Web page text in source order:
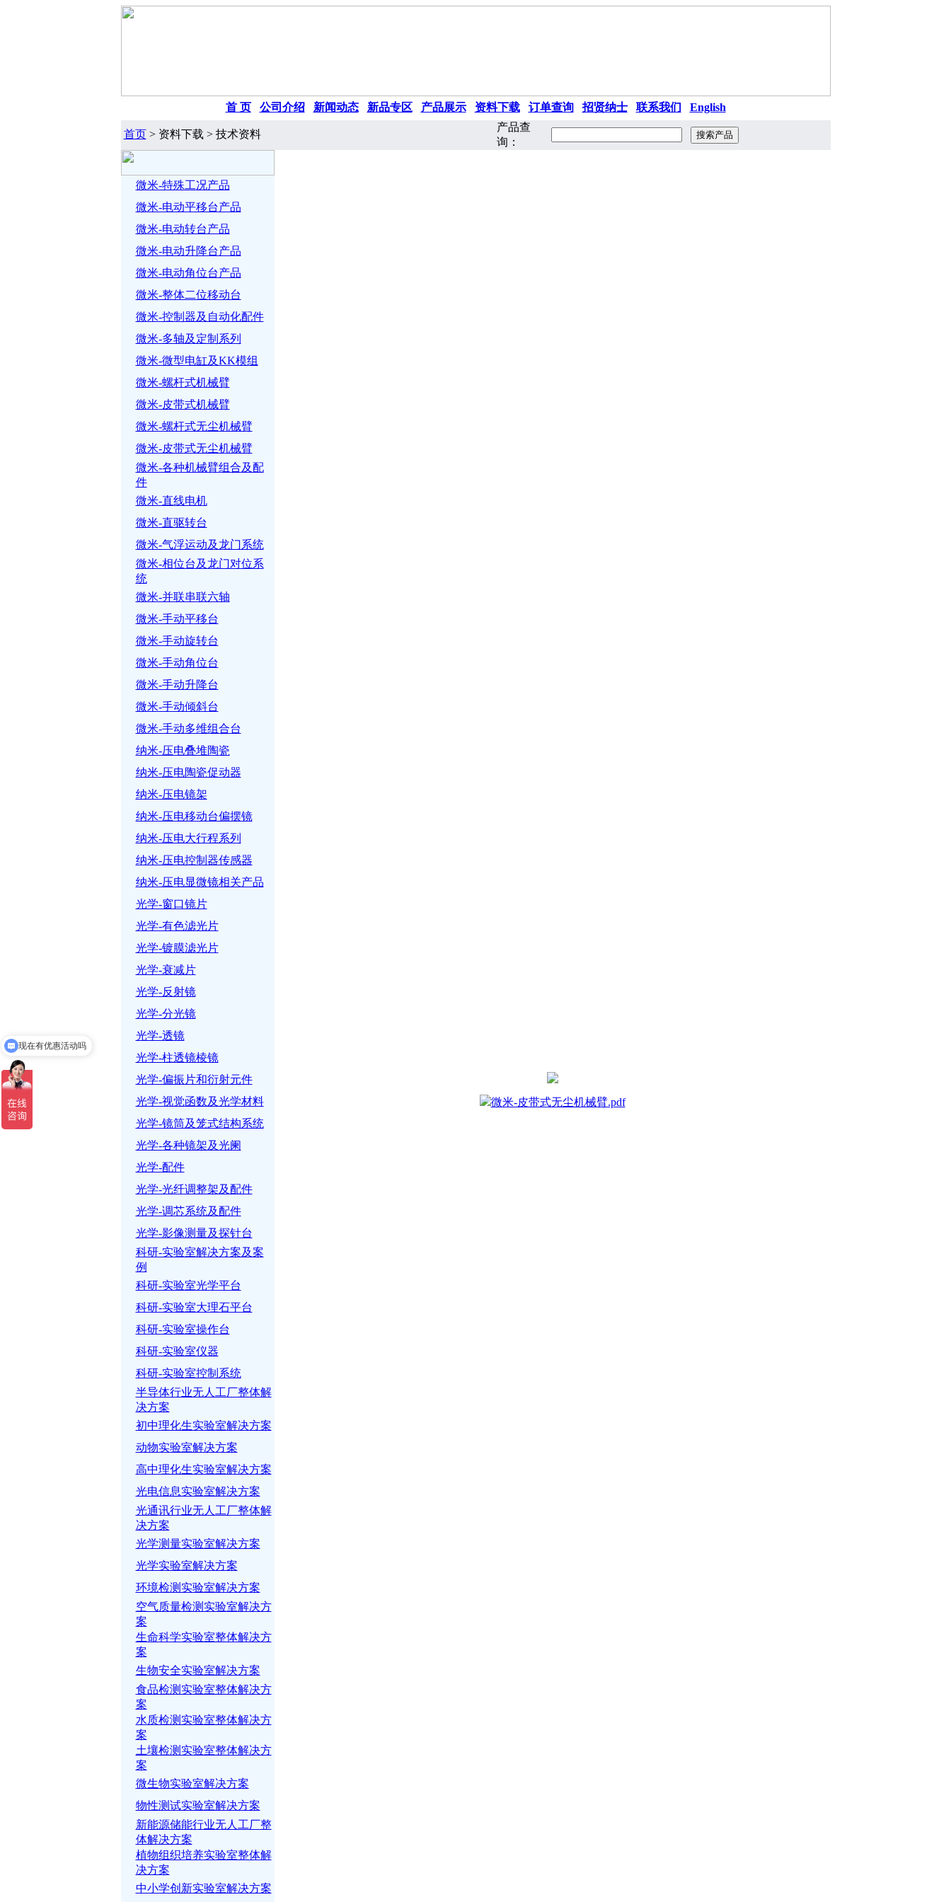
首 页| 公司介绍| 新闻动态| 新品专区| 产品展示| 资料下载| 订单查询| 招贤纳士| 联系我们 English
首页> 资料下载 > 技术资料
产品查
询：
微米-特殊工况产品
微米-电动平移台产品
微米-电动转台产品
微米-电动升降台产品
微米-电动角位台产品
微米-整体二位移动台
微米-控制器及自动化配件
微米-多轴及定制系列
微米-微型电缸及KK模组
微米-螺杆式机械臂
微米-皮带式机械臂
微米-螺杆式无尘机械臂
微米-皮带式无尘机械臂
微米-各种机械臂组合及配
件
微米-直线电机
微米-直驱转台
微米-气浮运动及龙门系统
微米-相位台及龙门对位系
统
微米-并联串联六轴
微米-手动平移台
微米-手动旋转台
微米-手动角位台
微米-手动升降台
微米-手动倾斜台
微米-手动多维组合台
纳米-压电叠堆陶瓷
纳米-压电陶瓷促动器
纳米-压电镜架
纳米-压电移动台偏摆镜
纳米-压电大行程系列
纳米-压电控制器传感器
纳米-压电显微镜相关产品
光学-窗口镜片
光学-有色滤光片
光学-镀膜滤光片
光学-衰减片
光学-反射镜
光学-分光镜
光学-透镜
光学-柱透镜棱镜
光学-偏振片和衍射元件
光学-视觉函数及光学材料
光学-镜筒及笼式结构系统
光学-各种镜架及光阑
光学-配件
光学-光纤调整架及配件
光学-调芯系统及配件
光学-影像测量及探针台
科研-实验室解决方案及案
例
科研-实验室光学平台
科研-实验室大理石平台
科研-实验室操作台
科研-实验室仪器
科研-实验室控制系统
半导体行业无人工厂整体解
决方案
初中理化生实验室解决方案
动物实验室解决方案
高中理化生实验室解决方案
光电信息实验室解决方案
光通讯行业无人工厂整体解
决方案
光学测量实验室解决方案
光学实验室解决方案
环境检测实验室解决方案
空气质量检测实验室解决方
案
生命科学实验室整体解决方
案
生物安全实验室解决方案
食品检测实验室整体解决方
案
水质检测实验室整体解决方
案
土壤检测实验室整体解决方
案
微生物实验室解决方案
物性测试实验室解决方案
新能源储能行业无人工厂整
体解决方案
植物组织培养实验室整体解
决方案
中小学创新实验室解决方案
微米-皮带式无尘机械臂.pdf
现在有优惠活动吗